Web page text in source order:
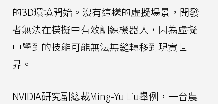
的3D環境開始。沒有這樣的虛擬場景，開發
者無法在模擬中有效訓練機器人，因為虛擬
中學到的技能可能無法無縫轉移到現實世
界。
NVIDIA研究副總裁Ming-Yu Liu舉例，一台農